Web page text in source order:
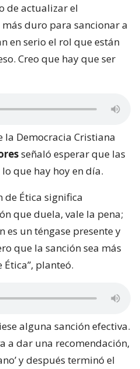
de actualizar el
duro para sancionar a
en serio el rol que están
Creo que hay que ser
la Democracia Cristiana
señaló esperar que las
que hay hoy en día.
de Ética significa
que duela, vale la pena;
es un téngase presente y
que la sanción sea más
planteó.
alguna sanción efectiva.
a dar una recomendación,
y después terminó el